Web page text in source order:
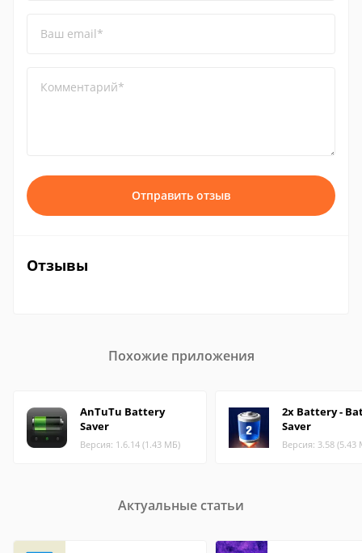
Ваш email*
Комментарий*
Отправить отзыв
Отзывы
Похожие приложения
AnTuTu Battery
Saver
Версия: 1.6.14 (1.43 МБ)
2x Battery -
Saver
Версия: 3.58 (5.43
Актуальные статьи